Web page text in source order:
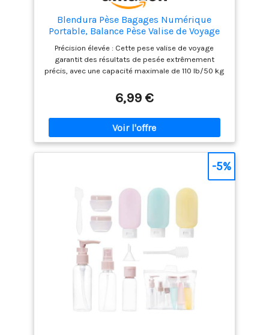
Blendura Pèse Bagages Numérique
Portable, Balance Pèse Valise de Voyage
Avec Fonction Tare, Capacité Max 50
kg/110lb pour Voyage
Précision élevée : Cette pese valise de voyage
garantit des résultats de pesée extrêmement
précis, avec une capacité maximale de 110 lb/50 kg
mesure peuvent être facilement modifiées en
fonction de vos besoins. Fonctionnalités
complètes : Pese bagages de voyage dispose des
fonctions de remise à zéro et de tare, vous
permettant de peser vos bagages ou colis sans
souci, même si vous devez les poser. Parfaite pour
balance de voyage est conçue pour durer et
supporter une utilisation fréquente, idéale pour les
voyages à long terme et les déplacements
professionnels. Écran rétroéclairé LED : Ce pèse-
bagages numérique est équipé d'un écran LCD avec
rétroéclairage, parfait pour une utilisation dans
l'obscurité ou la nuit. L'affichage est clair et la prise
en main confortable, garantissant une pesée facile
et précise. Conception ergonomique : Le design
main confortable, facilitant ainsi le processus de
6,99 €
-5%